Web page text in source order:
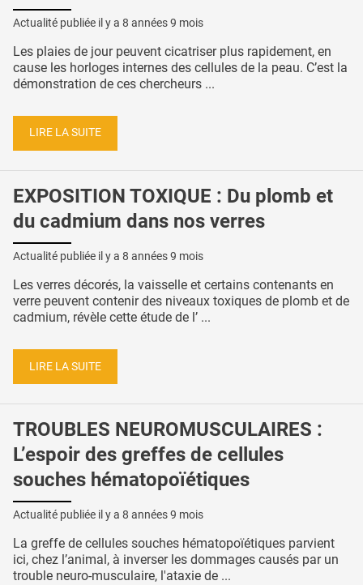
Actualité publiée il y a 8 années 9 mois
Les plaies de jour peuvent cicatriser plus rapidement, en
cause les horloges internes des cellules de la peau. C’est la
démonstration de ces chercheurs ...
LIRE LA SUITE
EXPOSITION TOXIQUE : Du plomb et
du cadmium dans nos verres
Actualité publiée il y a 8 années 9 mois
Les verres décorés, la vaisselle et certains contenants en
verre peuvent contenir des niveaux toxiques de plomb et de
cadmium, révèle cette étude de l’ ...
LIRE LA SUITE
TROUBLES NEUROMUSCULAIRES :
L’espoir des greffes de cellules
souches hématopoïétiques
Actualité publiée il y a 8 années 9 mois
La greffe de cellules souches hématopoïétiques parvient
ici, chez l’animal, à inverser les dommages causés par un
trouble neuro-musculaire, l'ataxie de ...